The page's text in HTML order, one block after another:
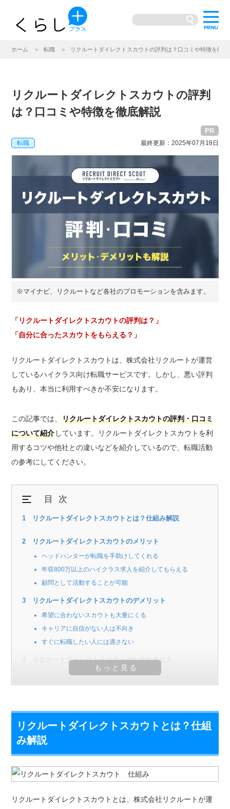
ホーム 転職 リクルートダイレクトスカウトの評判は？口コミや特徴を徹底
リクルートダイレクトスカウトの評判
は？口コミや特徴を徹底解説
PR
転職 最終更新：2025年07月18日
※マイナビ、リクルートなど各社のプロモーションを含みます。
「リクルートダイレクトスカウトの評判は？」
「自分に合ったスカウトをもらえる？」
リクルートダイレクトスカウトは、株式会社リクルートが運営
しているハイクラス向け転職サービスです。しかし、悪い評判
もあり、本当に利用すべきか不安になります。
この記事では、リクルートダイレクトスカウトの評判・口コミ
について紹介 しています。リクルートダイレクトスカウトを利
用するコツや他社との違いなどを紹介しているので、転職活動
の参考にしてください。
目次
リクルートダイレクトスカウトとは？仕組み解説
リクルートダイレクトスカウトのメリット
ヘッドハンターが転職を手助けしてくれる
年収800万以上のハイクラス求人を紹介してもらえる
顧問として活動することが可能
リクルートダイレクトスカウトのデメリット
希望に合わないスカウトも大量にくる
キャリアに自信がない人は不向き
すぐに転職したい人には適さない
リクルートダイレクトスカウトがおすすめな人
リクルートダイレクトスカウトとは？仕組
み解説
リクルートダイレクトスカウトとは、株式会社リクルートが運